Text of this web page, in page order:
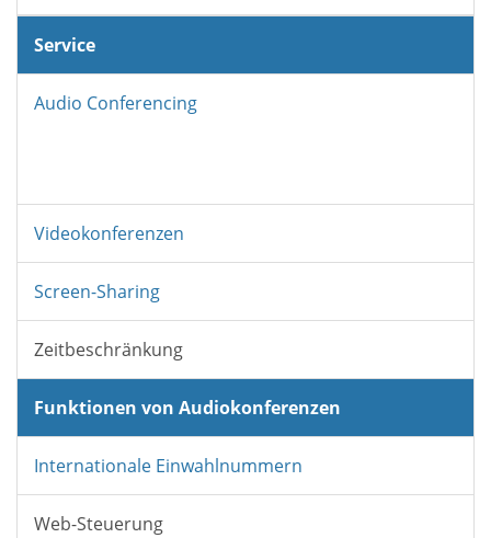
Service
Audio Conferencing
Videokonferenzen
Screen-Sharing
Zeitbeschränkung
Funktionen von Audiokonferenzen
Internationale Einwahlnummern
Web-Steuerung